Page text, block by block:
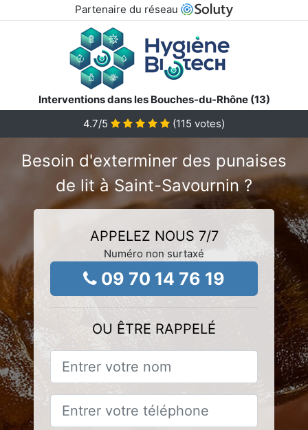
Partenaire du réseau
Interventions dans les Bouches-du-Rhône (13)
4.7/5 (115 votes)
Besoin d'exterminer des punaises
de lit à Saint-Savournin ?
APPELEZ NOUS 7/7
Numéro non surtaxé
09 70 14 76 19
OU ÊTRE RAPPELÉ